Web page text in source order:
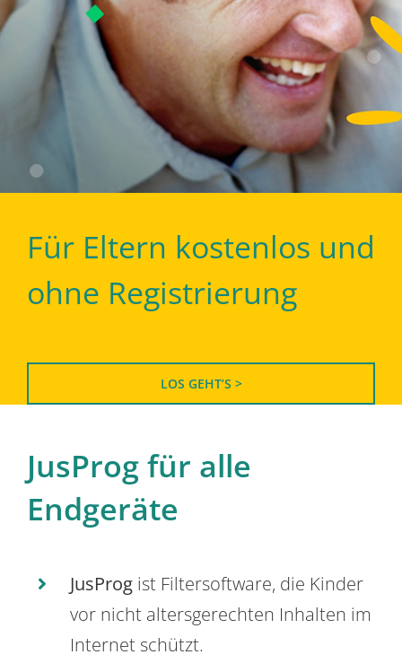
Für Eltern kostenlos und
ohne Registrierung
LOS GEHT’S >
JusProg für alle
Endgeräte
JusProg ist Filtersoftware, die Kinder
vor nicht altersgerechten Inhalten im
Internet schützt.